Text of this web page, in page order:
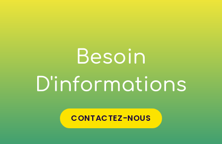
Besoin
D'informations
CONTACTEZ-NOUS